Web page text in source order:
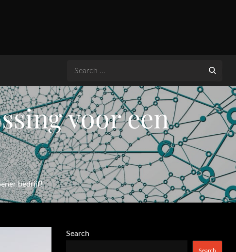
Search
voor een
bedrijf!
Search
Search